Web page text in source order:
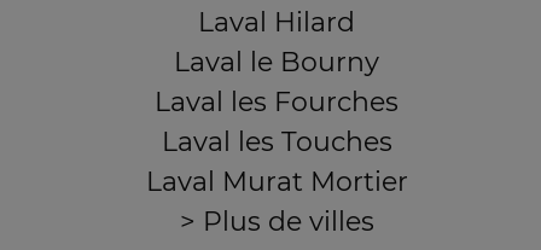
Laval Hilard
Laval le Bourny
Laval les Fourches
Laval les Touches
Laval Murat Mortier
> Plus de villes